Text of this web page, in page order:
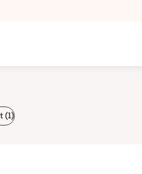
(1)